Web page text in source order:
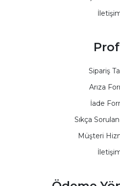
Sipariş
Arıza
İade
Sıkça
Müşteri